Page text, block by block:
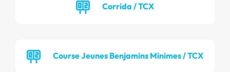
Corrida / TCX
Course Jeunes Benjamins Minimes / TCX